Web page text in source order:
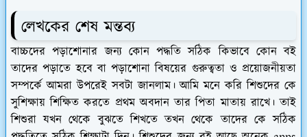
লেখকের শেষ মন্তব্য
বাচ্চদের পড়াশোনার জন্য কোন পদ্ধতি সঠিক কিভাবে কোন বই
তাদের পড়াতে হবে বা পড়াশোনা বিষয়ের গুরুত্বতা ও প্রয়োজনীয়তা
সম্পর্কে আমরা উপরেই সবটা জানলাম। আমি মনে করি শিশুদের কে
সুশিক্ষায় শিক্ষিত করতে প্রথম অবদান তার পিতা মাতায় রাখে। তাই
শিশুরা যখন থেকে বুঝতে শিখতে তখন থেকে তাদের কে সঠিক